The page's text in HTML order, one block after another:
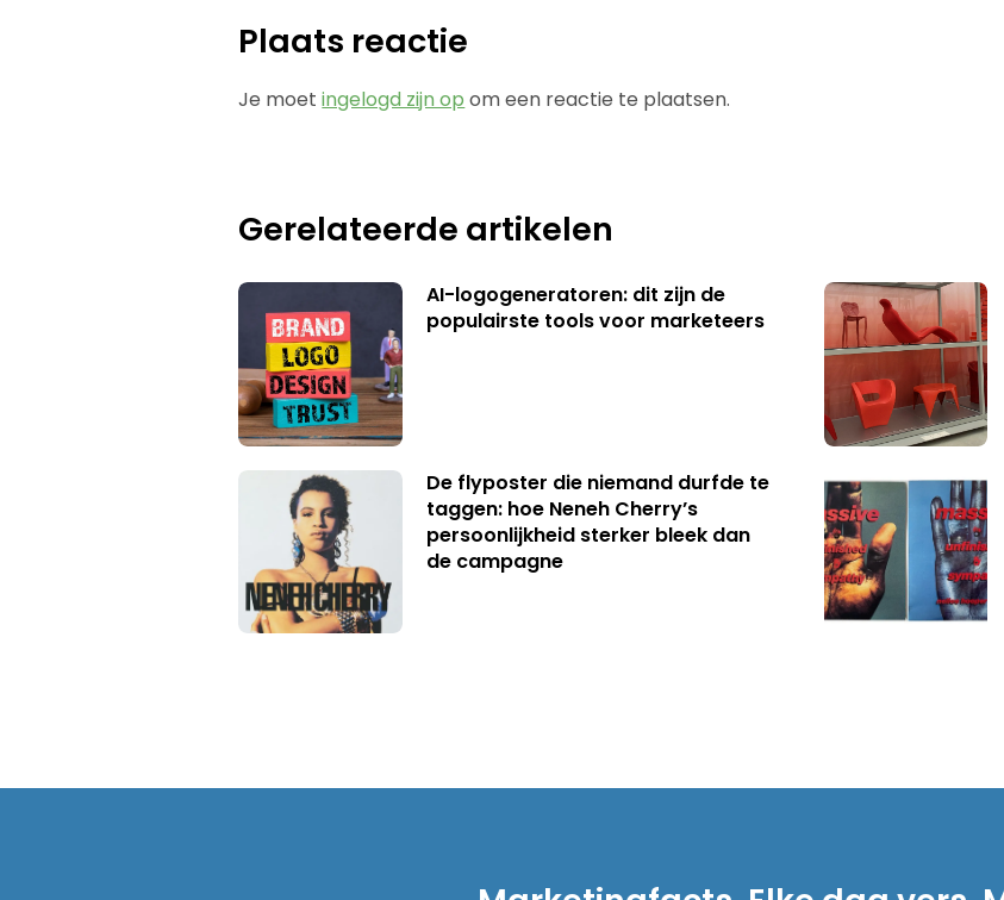
Plaats reactie
Je moetingelogd zijn op om een reactie te plaatsen.
Gerelateerde artikelen
AI-logogeneratoren: dit zijn de
populairste tools voor marketeers
De flyposter die niemand durfde te
taggen: hoe Neneh Cherry’s
persoonlijkheid sterker bleek dan
de campagne